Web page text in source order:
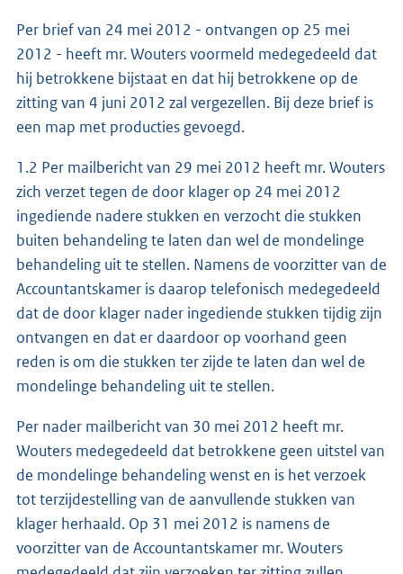
Per brief van 24 mei 2012 - ontvangen op 25 mei
2012 - heeft mr. Wouters voormeld medegedeeld dat
hij betrokkene bijstaat en dat hij betrokkene op de
zitting van 4 juni 2012 zal vergezellen. Bij deze brief is
een map met producties gevoegd.
1.2 Per mailbericht van 29 mei 2012 heeft mr. Wouters
zich verzet tegen de door klager op 24 mei 2012
ingediende nadere stukken en verzocht die stukken
buiten behandeling te laten dan wel de mondelinge
behandeling uit te stellen. Namens de voorzitter van de
Accountantskamer is daarop telefonisch medegedeeld
dat de door klager nader ingediende stukken tijdig zijn
ontvangen en dat er daardoor op voorhand geen
reden is om die stukken ter zijde te laten dan wel de
mondelinge behandeling uit te stellen.
Per nader mailbericht van 30 mei 2012 heeft mr.
Wouters medegedeeld dat betrokkene geen uitstel van
de mondelinge behandeling wenst en is het verzoek
tot terzijdestelling van de aanvullende stukken van
klager herhaald. Op 31 mei 2012 is namens de
voorzitter van de Accountantskamer mr. Wouters